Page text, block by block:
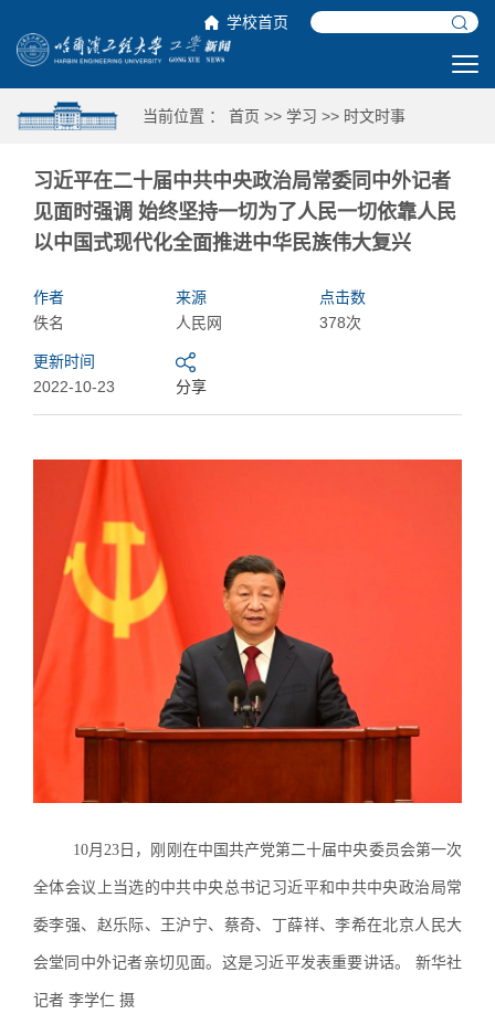
学校首页
当前位置 ： 首页 >> 学习 >> 时文时事
习近平在二十届中共中央政治局常委同中外记者
见面时强调 始终坚持一切为了人民一切依靠人民
以中国式现代化全面推进中华民族伟大复兴
作者
佚名
来源
人民网
点击数
378次
更新时间
2022-10-23
分享
10月23日，刚刚在中国共产党第二十届中央委员会第一次
全体会议上当选的中共中央总书记习近平和中共中央政治局常
委李强、赵乐际、王沪宁、蔡奇、丁薛祥、李希在北京人民大
会堂同中外记者亲切见面。这是习近平发表重要讲话。 新华社
记者 李学仁 摄